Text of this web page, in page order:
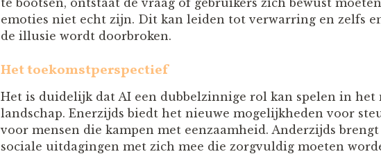
emoties niet echt zijn. Dit kan leiden tot verwarring en zelfs
de illusie wordt doorbroken.
Het toekomstperspectief
Het is duidelijk dat AI een dubbelzinnige rol kan spelen in het
landschap. Enerzijds biedt het nieuwe mogelijkheden voor
voor mensen die kampen met eenzaamheid. Anderzijds
sociale uitdagingen met zich mee die zorgvuldig moeten